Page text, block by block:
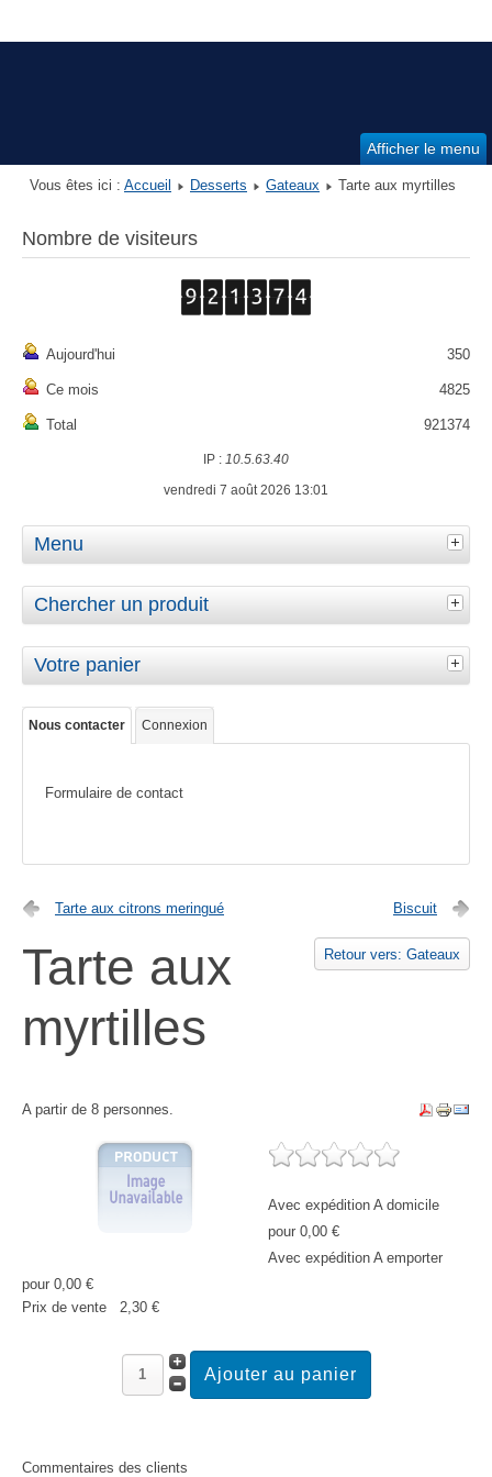
Afficher le menu
Vous êtes ici : Accueil Desserts Gateaux Tarte aux myrtilles
Nombre de visiteurs
Aujourd'hui 350
Ce mois 4825
Total 921374
IP : 10.5.63.40
vendredi 7 août 2026 13:01
Menu
Chercher un produit
Votre panier
Nous contacter Connexion
Formulaire de contact
Tarte aux citrons meringué Biscuit
Retour vers: Gateaux
Tarte aux
myrtilles
A partir de 8 personnes.
Avec expédition A domicile
pour 0,00 €
Avec expédition A emporter
pour 0,00 €
Prix ​​de vente
2,30 €
Commentaires des clients